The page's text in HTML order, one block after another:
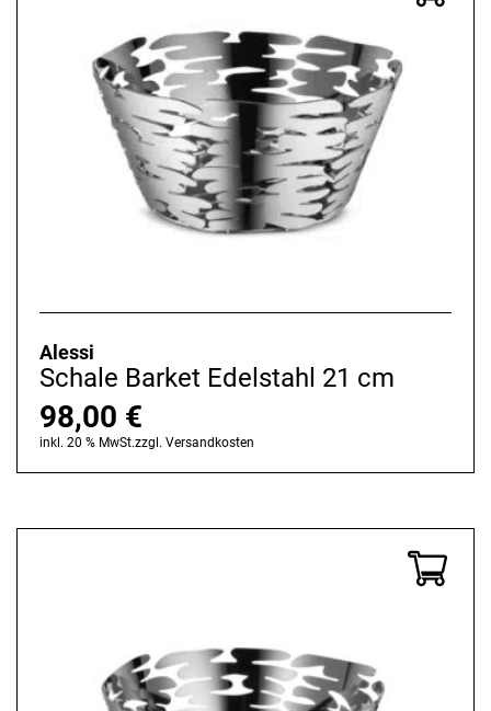
Alessi
Schale Barket Edelstahl 21 cm
98,00 €
inkl. 20 % MwSt.zzgl. Versandkosten